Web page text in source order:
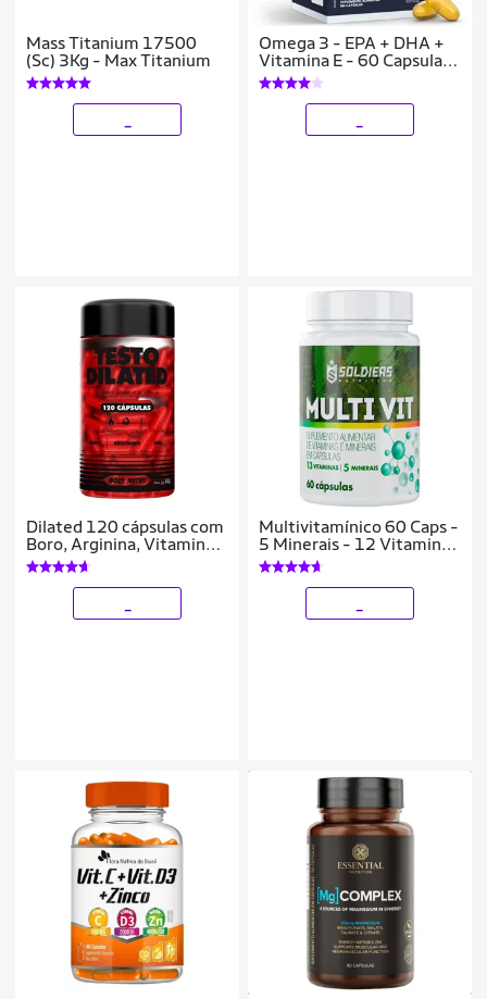
Mass Titanium 17500
(Sc) 3Kg - Max Titanium
Omega 3 - EPA + DHA +
Vitamina E - 60 Capsulas
- Pura Vida
Dilated 120 cápsulas com
Boro, Arginina, Vitaminas
e Minerais
Multivitamínico 60 Caps -
5 Minerais - 12 Vitaminas
- Soldiers Nutrition